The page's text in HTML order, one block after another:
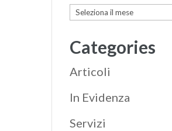
Archives
Categories
Articoli
In Evidenza
Servizi